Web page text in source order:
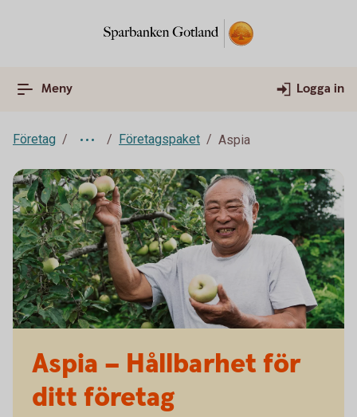
Meny Logga in
Företag Företagspaket Aspia
Aspia – Hållbarhet för
ditt företag